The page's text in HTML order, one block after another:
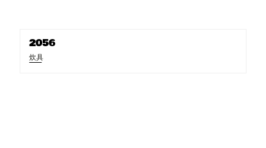
2056
炊具